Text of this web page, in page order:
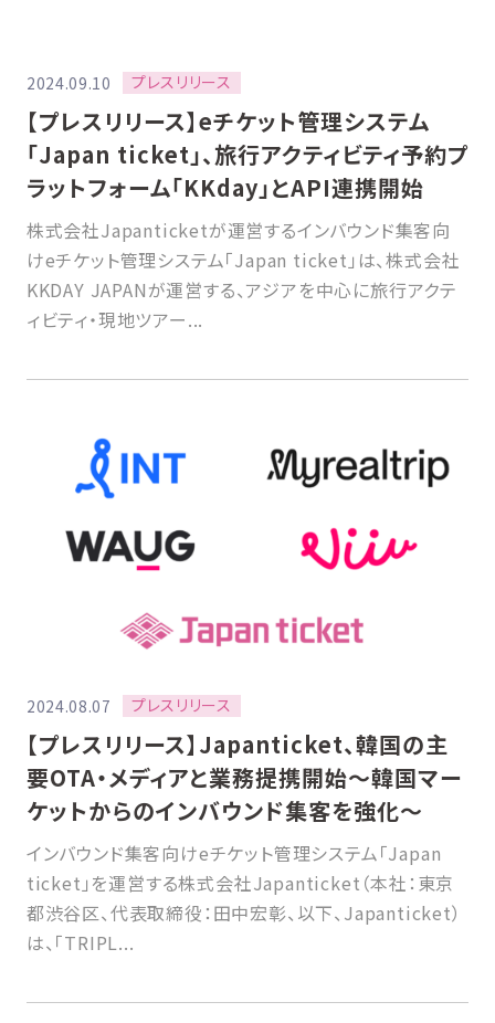
2024.09.10 プレスリリース
【プレスリリース】eチケット管理システム
「Japan ticket」、旅行アクティビティ予約プ
ラットフォーム「KKday」とAPI連携開始
株式会社Japanticketが運営するインバウンド集客向
けeチケット管理システム「Japan ticket」は、株式会社
KKDAY JAPANが運営する、アジアを中心に旅行アクテ
ィビティ・現地ツアー...
2024.08.07 プレスリリース
【プレスリリース】Japanticket、韓国の主
要OTA・メディアと業務提携開始〜韓国マー
ケットからのインバウンド集客を強化〜
インバウンド集客向けeチケット管理システム「Japan
ticket」を運営する株式会社Japanticket（本社：東京
都渋谷区、代表取締役：田中宏彰、以下、Japanticket）
は、「TRIPL...